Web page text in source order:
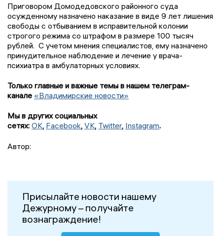
Приговором Домодедовского районного суда
осужденному назначено наказание в виде 9 лет лишения
свободы с отбыванием в исправительной колонии
строгого режима со штрафом в размере 100 тысяч
рублей. С учетом мнения специалистов, ему назначено
принудительное наблюдение и лечение у врача-
психиатра в амбулаторных условиях.
Только главные и важные темы в нашем телеграм-
канале «Владимирские новости»
Мы в других социальных
сетях: OK, Facebook, VK, Twitter, Instagram.
Автор:
Присылайте новости нашему
Дежурному – получайте
вознаграждение!